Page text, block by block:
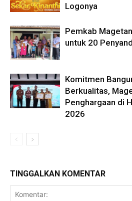
Logonya
Pemkab
untuk 20
Komitmen
Berkualitas,
Penghargaan di
2026
TINGGALKAN KOMENTAR